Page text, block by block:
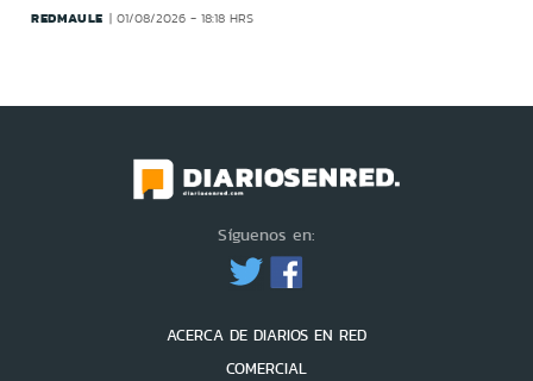
REDMAULE 01/08/2026 - 18:18 HRS
Síguenos en:
ACERCA DE DIARIOS EN RED
COMERCIAL